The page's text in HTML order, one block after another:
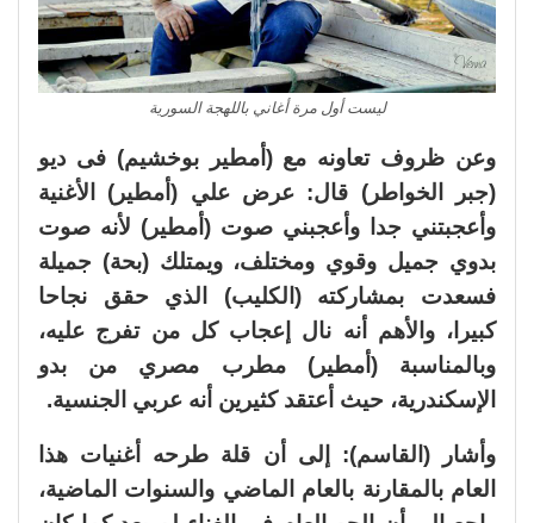
ليست أول مرة أغاني باللهجة السورية
وعن ظروف تعاونه مع (أمطير بوخشيم) فى ديو
(جبر الخواطر) قال: عرض علي (أمطير) الأغنية
وأعجبتني جدا وأعجبني صوت (أمطير) لأنه صوت
بدوي جميل وقوي ومختلف، ويمتلك (بحة) جميلة
فسعدت بمشاركته (الكليب) الذي حقق نجاحا
كبيرا، والأهم أنه نال إعجاب كل من تفرج عليه،
وبالمناسبة (أمطير) مطرب مصري من بدو
الإسكندرية، حيث أعتقد كثيرين أنه عربي الجنسية.
وأشار (القاسم): إلى أن قلة طرحه أغنيات هذا
العام بالمقارنة بالعام الماضي والسنوات الماضية،